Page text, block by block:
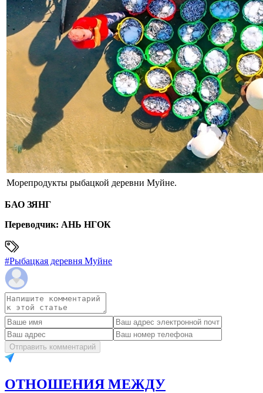
Морепродукты рыбацкой деревни Муйне.
БАО ЗЯНГ
Переводчик: АНЬ НГОК
#Рыбацкая деревня Муйне
Отправить комментарий
ОТНОШЕНИЯ МЕЖДУ